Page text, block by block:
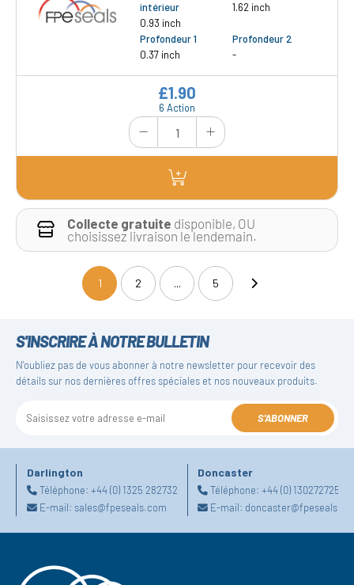
intérieur
0.93 inch
1.62 inch
Profondeur 1
0.37 inch
Profondeur 2
-
6 Action
£1.90
Collecte gratuite disponible, OU
choisissez livraison le lendemain.
1(current)2 ... 5
S'INSCRIRE À NOTRE BULLETIN
N'oubliez pas de vous abonner à notre newsletter pour recevoir des
détails sur nos dernières offres spéciales et nos nouveaux produits.
S'ABONNER
Darlington
Téléphone: +44 (0) 1325 282732
E-mail: sales@fpeseals.com
Doncaster
Téléphone:+44 (0) 1302727252
E-mail: